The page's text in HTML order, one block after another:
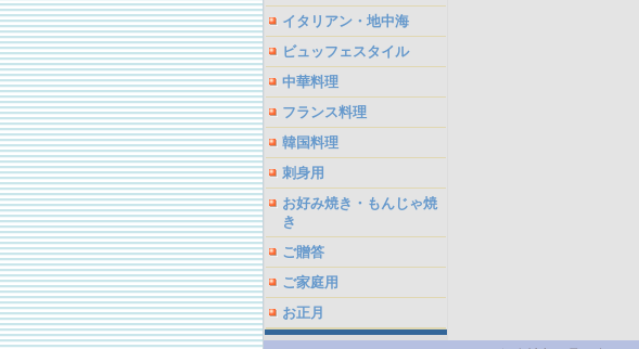
イタリアン・地中海
ビュッフェスタイル
中華料理
フランス料理
韓国料理
刺身用
お好み焼き・もんじゃ焼
き
ご贈答
ご家庭用
お正月